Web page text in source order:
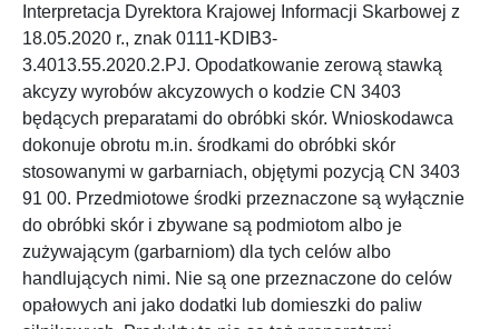
Interpretacja Dyrektora Krajowej Informacji Skarbowej z
18.05.2020 r., znak 0111-KDIB3-
3.4013.55.2020.2.PJ. Opodatkowanie zerową stawką
akcyzy wyrobów akcyzowych o kodzie CN 3403
będących preparatami do obróbki skór. Wnioskodawca
dokonuje obrotu m.in. środkami do obróbki skór
stosowanymi w garbarniach, objętymi pozycją CN 3403
91 00. Przedmiotowe środki przeznaczone są wyłącznie
do obróbki skór i zbywane są podmiotom albo je
zużywającym (garbarniom) dla tych celów albo
handlujących nimi. Nie są one przeznaczone do celów
opałowych ani jako dodatki lub domieszki do paliw